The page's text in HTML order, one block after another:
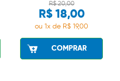
R$ 20,00
R$ 18,00
ou 1x de R$ 19,00
COMPRAR